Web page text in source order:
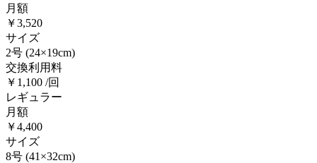
月額
￥3,520
サイズ
2号 (24×19cm)
交換利用料
￥1,100 /回
レギュラー
月額
￥4,400
サイズ
8号 (41×32cm)